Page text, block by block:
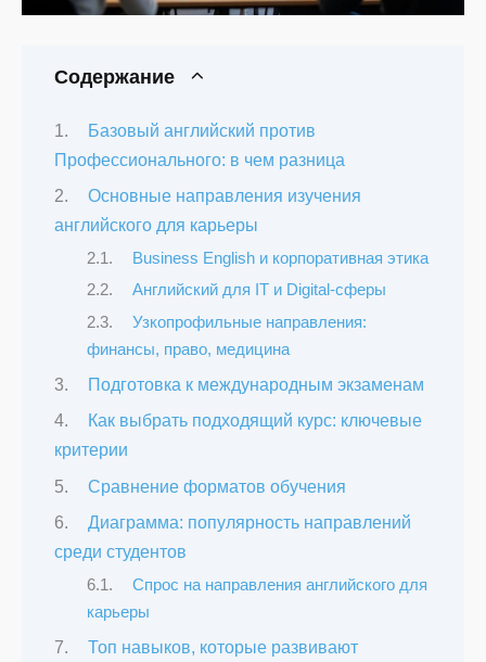
Содержание
Базовый английский против
Профессионального: в чем разница
Основные направления изучения
английского для карьеры
Business English и корпоративная этика
Английский для IT и Digital-сферы
Узкопрофильные направления:
финансы, право, медицина
Подготовка к международным экзаменам
Как выбрать подходящий курс: ключевые
критерии
Сравнение форматов обучения
Диаграмма: популярность направлений
среди студентов
Спрос на направления английского для
карьеры
Топ навыков, которые развивают